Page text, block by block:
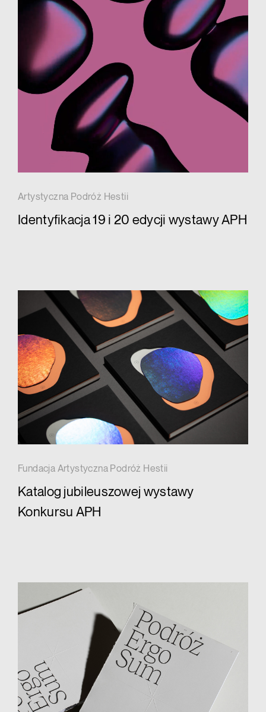
Artystyczna Podróż Hestii
Identyfikacja 19 i 20 edycji wystawy APH
Fundacja Artystyczna Podróż Hestii
Katalog jubileuszowej wystawy
Konkursu APH